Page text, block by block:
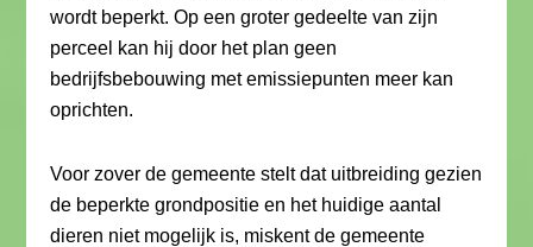
wordt beperkt. Op een groter gedeelte van zijn
perceel kan hij door het plan geen
bedrijfsbebouwing met emissiepunten meer kan
oprichten.
Voor zover de gemeente stelt dat uitbreiding gezien
de beperkte grondpositie en het huidige aantal
dieren niet mogelijk is, miskent de gemeente